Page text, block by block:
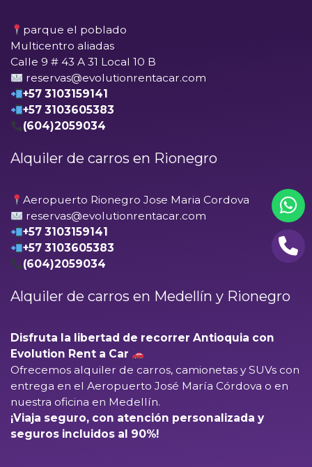
parque el poblado
Multicentro aliadas
Calle 9 # 43 A 31 Local 10 B
reservas@evolutionrentacar.com
+57 3103159141
+57 3103605383
(604)2059034
Alquiler de carros en Rionegro
Aeropuerto Rionegro Jose Maria Cordova
reservas@evolutionrentacar.com
+57 3103159141
+57 3103605383
(604)2059034
Alquiler de carros en Medellín y Rionegro
Disfruta la libertad de recorrer Antioquia con
Evolution Rent a Car
Ofrecemos alquiler de carros, camionetas y SUVs con
entrega en el Aeropuerto José María Córdova o en
nuestra oficina en Medellín.
¡Viaja seguro, con atención personalizada y
seguros incluidos al 90%!